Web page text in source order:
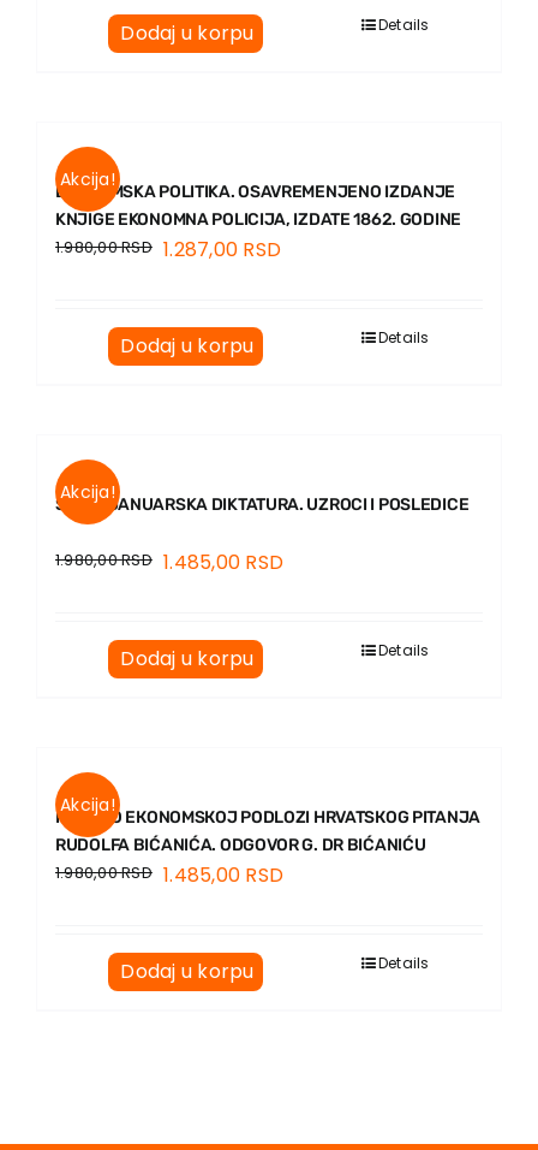
Dodaj u korpu Details
Akcija!
EKONOMSKA POLITIKA. OSAVREMENJENO IZDANJE
KNJIGE EKONOMNA POLICIJA, IZDATE 1862. GODINE
1.980,00RSD 1.287,00 RSD
Dodaj u korpu Details
Akcija!
ŠESTOJANUARSKA DIKTATURA. UZROCI I POSLEDICE
1.980,00RSD 1.485,00 RSD
Dodaj u korpu Details
Akcija!
ISTINA O EКONOMSКOJ PODLOZI HRVATSКOG PITANJA
RUDOLFA BIĆANIĆA. ODGOVOR G. DR BIĆANIĆU
1.980,00RSD 1.485,00 RSD
Dodaj u korpu Details